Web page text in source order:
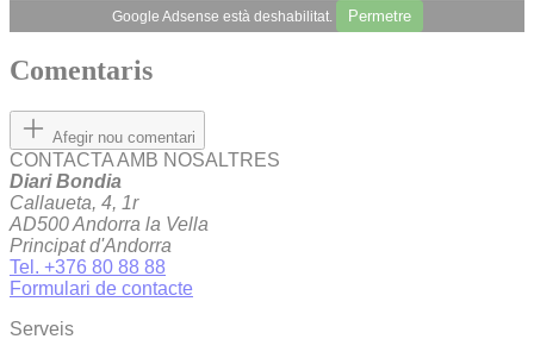
Google Adsense està deshabilitat. Permetre
Comentaris
Afegir nou comentari
CONTACTA AMB NOSALTRES
Diari Bondia
Callaueta, 4, 1r
AD500 Andorra la Vella
Principat d'Andorra
Tel. +376 80 88 88
Formulari de contacte
Serveis